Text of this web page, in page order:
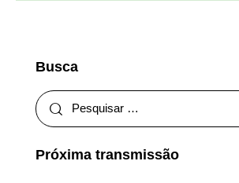
Busca
Próxima transmissão